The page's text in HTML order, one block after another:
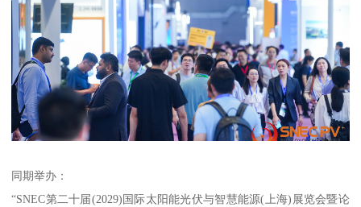
同期举办：
“SNEC第二十届(2029)国际太阳能光伏与智慧能源(上海)展览会暨论